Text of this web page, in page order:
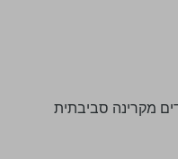
מקרינה סביבתית